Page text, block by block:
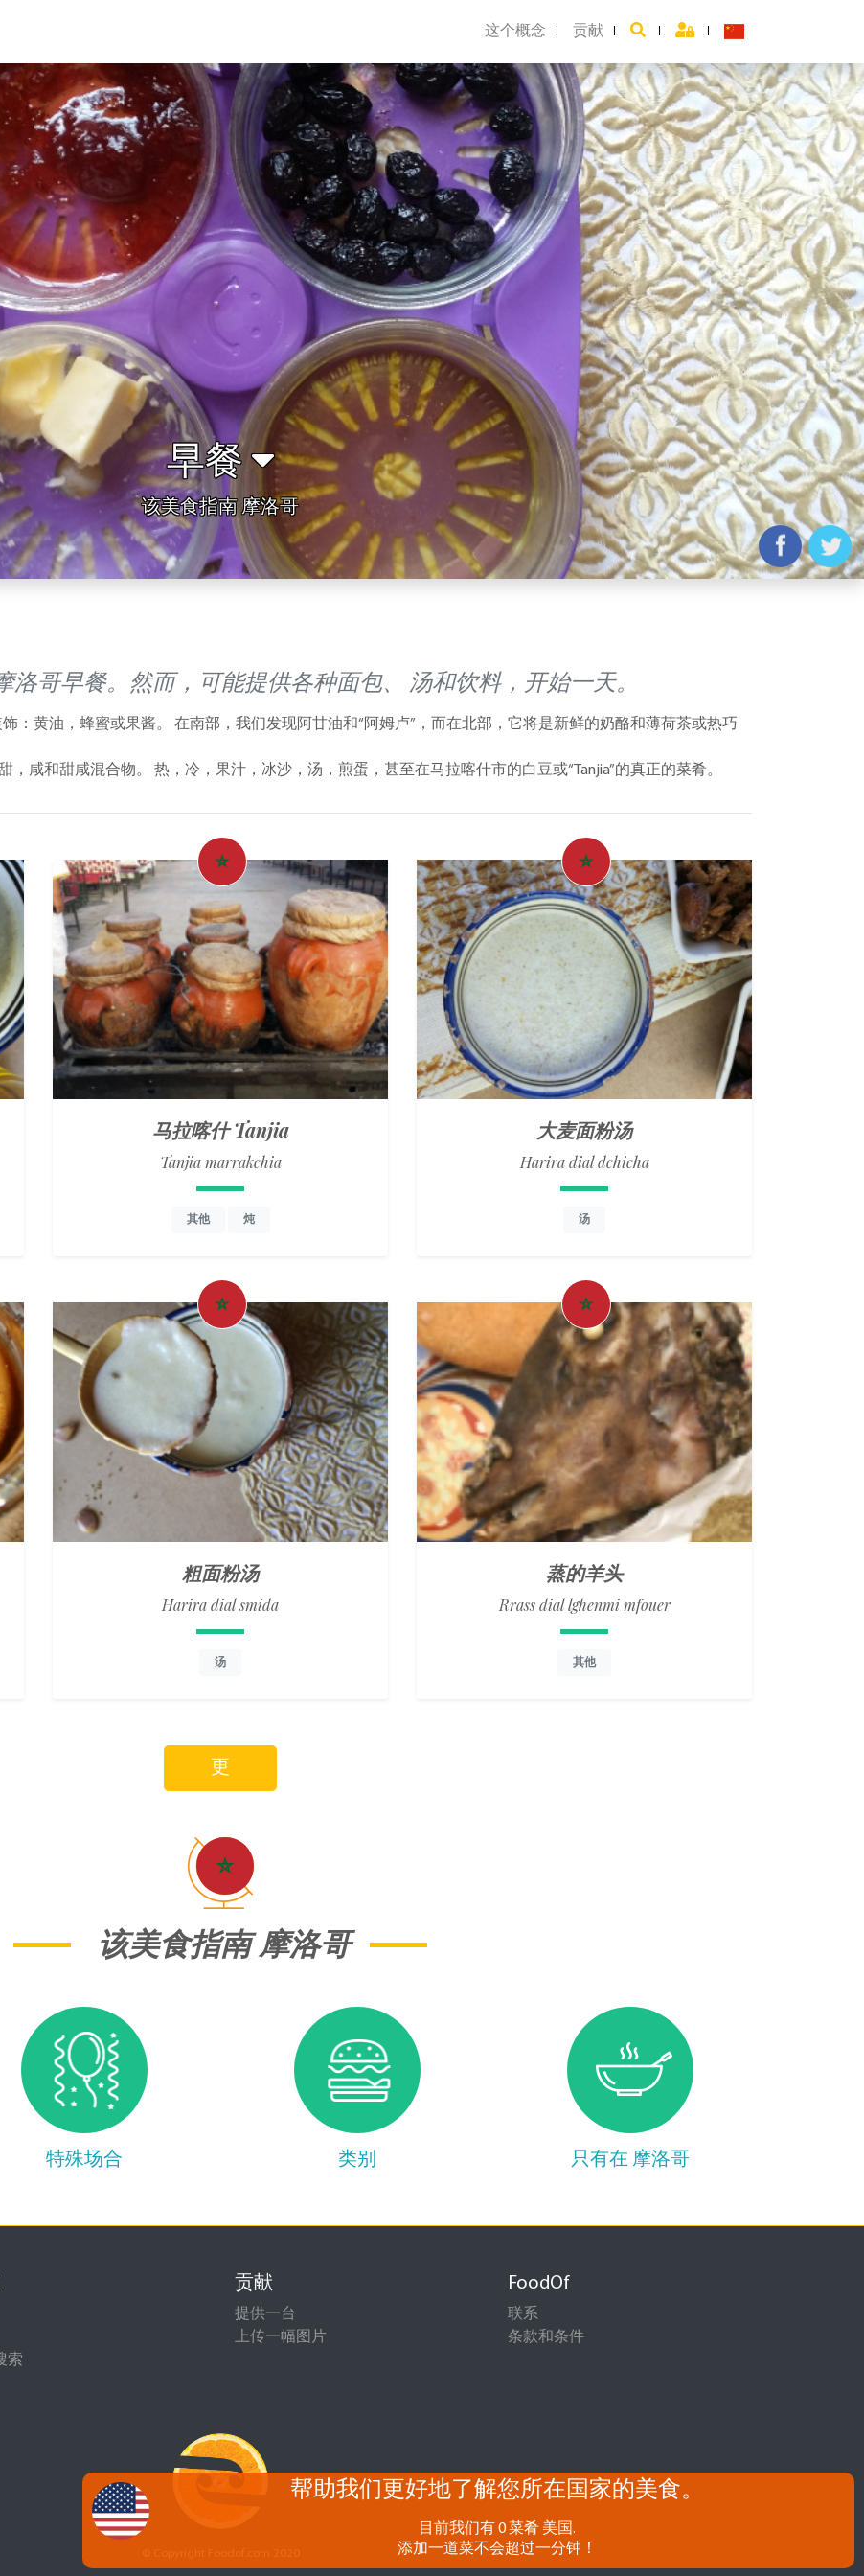
这个概念 贡献
早餐
该美食指南 摩洛哥
洛哥早餐。然而，可能提供各种面包、 汤和饮料，开始一天。
：黄油，蜂蜜或果酱。 在南部，我们发现阿甘油和“阿姆卢”，而在北部，它将是新鲜的奶酪和薄荷茶或热巧
咸和甜咸混合物。 热，冷，果汁，冰沙，汤，煎蛋，甚至在马拉喀什市的白豆或“Tanjia”的真正的菜肴。
马拉喀什 Tanjia
Tanjia marrakchia
其他 炖
大麦面粉汤
Harira dial dchicha
汤
粗面粉汤
Harira dial smida
汤
蒸的羊头
Rrass dial lghenmi mfouer
其他
更
该美食指南 摩洛哥
特殊场合 类别 只有在 摩洛哥
索
贡献
提供一台
上传一幅图片
FoodOf
联系
条款和条件
帮助我们更好地了解您所在国家的美食。
目前我们有 0 菜肴 美国.
添加一道菜不会超过一分钟！